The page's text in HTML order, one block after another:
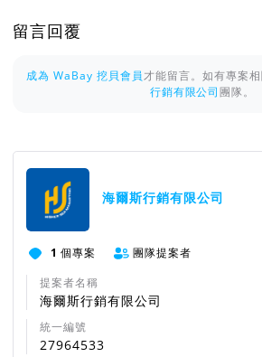
留言回覆
成為 WaBay 挖貝會員才能留言。如有專案
行銷有限公司團隊。
海爾斯行銷有限公司
1 個專案
團隊提案者
提案者名稱
海爾斯行銷有限公司
統一編號
27964533